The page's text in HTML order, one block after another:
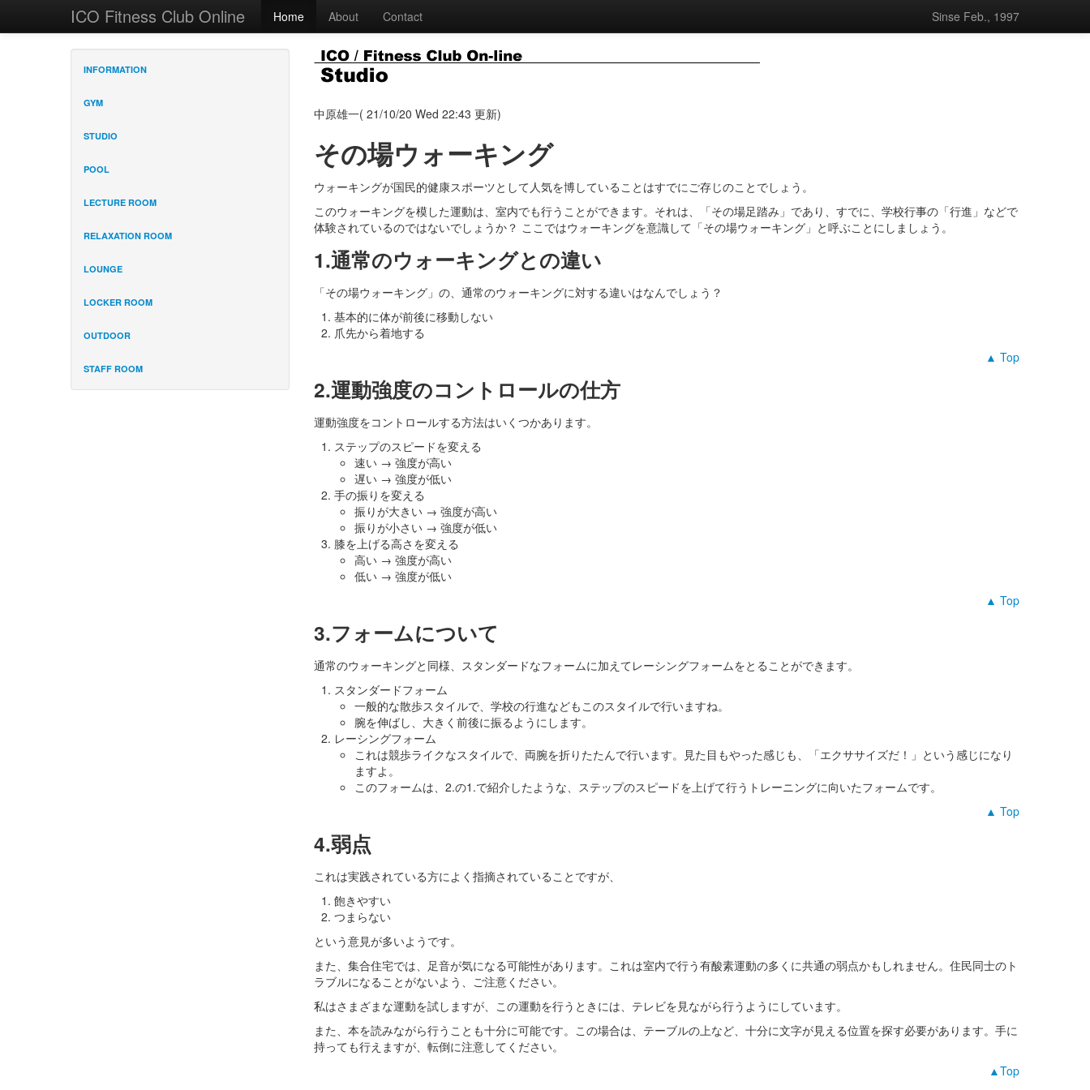
ICO Fitness Club Online Sinse Feb., 1997
Home About Contact
INFORMATION
GYM
STUDIO
POOL
LECTURE ROOM
RELAXATION ROOM
LOUNGE
LOCKER ROOM
OUTDOOR
STAFF ROOM
中原雄一( 21/10/20 Wed 22:43 更新)
その場ウォーキング
ウォーキングが国民的健康スポーツとして人気を博していることはすでにご存じのことでしょう。
このウォーキングを模した運動は、室内でも行うことができます。それは、「その場足踏み」であり、すでに、学校行事の「行進」などで
体験されているのではないでしょうか？ ここではウォーキングを意識して「その場ウォーキング」と呼ぶことにしましょう。
1.通常のウォーキングとの違い
「その場ウォーキング」の、通常のウォーキングに対する違いはなんでしょう？
基本的に体が前後に移動しない
爪先から着地する
▲ Top
2.運動強度のコントロールの仕方
運動強度をコントロールする方法はいくつかあります。
ステップのスピードを変える
速い → 強度が高い
遅い → 強度が低い
手の振りを変える
振りが大きい → 強度が高い
振りが小さい → 強度が低い
膝を上げる高さを変える
高い → 強度が高い
低い → 強度が低い
▲ Top
3.フォームについて
通常のウォーキングと同様、スタンダードなフォームに加えてレーシングフォームをとることができます。
スタンダードフォーム
一般的な散歩スタイルで、学校の行進などもこのスタイルで行いますね。
腕を伸ばし、大きく前後に振るようにします。
レーシングフォーム
これは競歩ライクなスタイルで、両腕を折りたたんで行います。見た目もやった感じも、「エクササイズだ！」という感じになり
ますよ。
このフォームは、2.の1.で紹介したような、ステップのスピードを上げて行うトレーニングに向いたフォームです。
▲ Top
4.弱点
これは実践されている方によく指摘されていることですが、
飽きやすい
つまらない
という意見が多いようです。
また、集合住宅では、足音が気になる可能性があります。これは室内で行う有酸素運動の多くに共通の弱点かもしれません。住民同士のト
ラブルになることがないよう、ご注意ください。
私はさまざまな運動を試しますが、この運動を行うときには、テレビを見ながら行うようにしています。
また、本を読みながら行うことも十分に可能です。この場合は、テーブルの上など、十分に文字が見える位置を探す必要があります。手に
持っても行えますが、転倒に注意してください。
▲Top